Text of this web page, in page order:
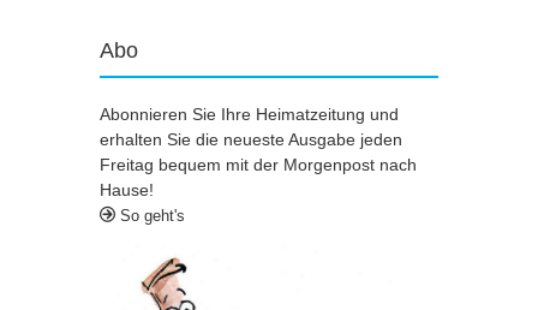
Abo
Abonnieren Sie Ihre Heimatzeitung und
erhalten Sie die neueste Ausgabe jeden
Freitag bequem mit der Morgenpost nach
Hause!
So geht's